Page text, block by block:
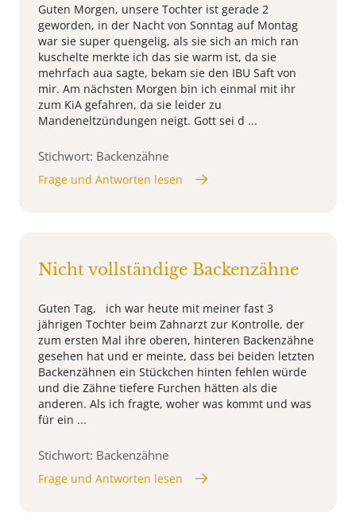
Guten Morgen, unsere Tochter ist gerade 2
geworden, in der Nacht von Sonntag auf Montag
war sie super quengelig, als sie sich an mich ran
kuschelte merkte ich das sie warm ist, da sie
mehrfach aua sagte, bekam sie den IBU Saft von
mir. Am nächsten Morgen bin ich einmal mit ihr
zum KiA gefahren, da sie leider zu
Mandeneltzündungen neigt. Gott sei d ...
Stichwort: Backenzähne
Frage und Antworten lesen
Nicht vollständige Backenzähne
Guten Tag, ich war heute mit meiner fast 3
jährigen Tochter beim Zahnarzt zur Kontrolle, der
zum ersten Mal ihre oberen, hinteren Backenzähne
gesehen hat und er meinte, dass bei beiden letzten
Backenzähnen ein Stückchen hinten fehlen würde
und die Zähne tiefere Furchen hätten als die
anderen. Als ich fragte, woher was kommt und was
für ein ...
Stichwort: Backenzähne
Frage und Antworten lesen